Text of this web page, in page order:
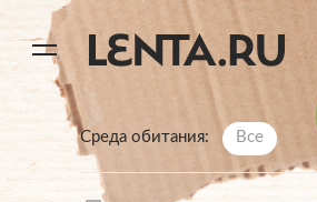
Среда обитания Все